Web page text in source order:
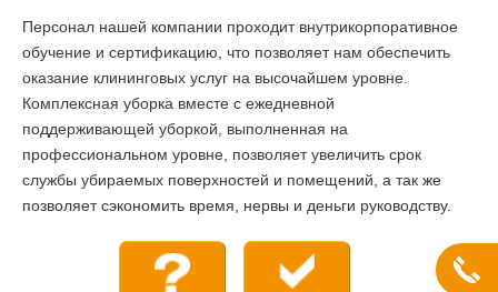
Персонал нашей компании проходит внутрикорпоративное
обучение и сертификацию, что позволяет нам обеспечить
оказание клининговых услуг на высочайшем уровне.
Комплексная уборка вместе с ежедневной
поддерживающей уборкой, выполненная на
профессиональном уровне, позволяет увеличить срок
службы убираемых поверхностей и помещений, а так же
позволяет сэкономить время, нервы и деньги руководству.